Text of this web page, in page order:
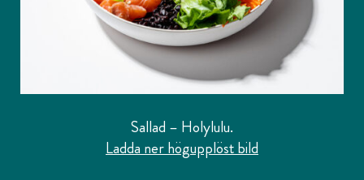
Sallad – Holylulu.
Ladda ner högupplöst bild